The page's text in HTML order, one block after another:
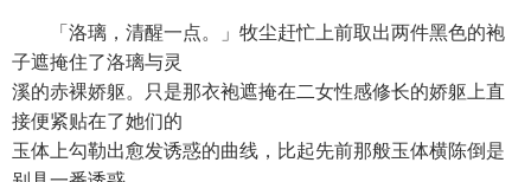
「洛璃，清醒一点。」牧尘赶忙上前取出两件黑色的袍
子遮掩住了洛璃与灵
溪的赤裸娇躯。只是那衣袍遮掩在二女性感修长的娇躯上直
接便紧贴在了她们的
玉体上勾勒出愈发诱惑的曲线，比起先前那般玉体横陈倒是